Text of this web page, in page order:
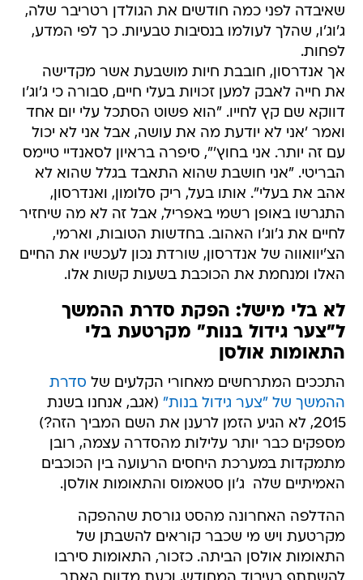
שאיבדה לפני כמה חודשים את הגולדן רטריבר שלה,
ג'וג'ו, שהלך לעולמו בנסיבות טבעיות. כך לפי המדע,
לפחות.
אך אנדרסון, חובבת חיות מושבעת אשר מקדישה
את חייה לאבק למען זכויות בעלי חיים, סבורה כי ג'וג'ו
דווקא שם קץ לחייו. "הוא פשוט הסתכל עלי יום אחד
ואמר 'אני לא יודעת מה את עושה, אבל אני לא יכול
עם זה יותר. אני בחוץ'", סיפרה בראיון לסאנדיי טיימס
הבריטי. "אני חושבת שהוא התאבד בגלל שהוא לא
אהב את בעלי". אותו בעל, ריק סלומון, ואנדרסון,
התגרשו באופן רשמי באפריל, אבל זה לא מה שיחזיר
לחיים את ג'וג'ו האהוב. בחדשות הטובות, וארמי,
הצ'יוואווה של אנדרסון, שורדת נכון לעכשיו את החיים
האלו ומנחמת את הכוכבת בשעות קשות אלו.
לא בלי מישל: הפקת סדרת ההמשך
ל"צער גידול בנות" מקרטעת בלי
התאומות אולסן
התככים המתרחשים מאחורי הקלעים של סדרת
ההמשך של "צער גידול בנות" (אגב, אנחנו בשנת
2015, לא הגיע הזמן לרענן את השם המביך הזה?)
מספקים כבר יותר עלילות מהסדרה עצמה, רובן
מתמקדות במערכת היחסים הרעועה בין הכוכבים
האמיתיים שלה  ג'ון סטאמוס והתאומות אולסן.
ההדלפה האחרונה מהסט גורסת שההפקה
מקרטעת ויש מי שכבר קוראים להשבתן של
התאומות אולסן הביתה. כזכור, התאומות סירבו